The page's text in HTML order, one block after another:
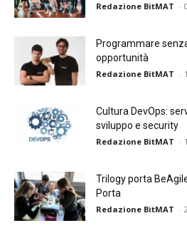
Redazione BitMAT -
Programmare
opportunità
Redazione BitMAT -
Cultura DevOps:
sviluppo e security
Redazione BitMAT -
Trilogy porta
Porta
Redazione BitMAT -